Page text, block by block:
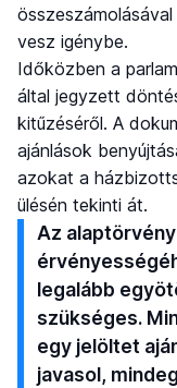
vesz igénybe.
Időközben a
által jegyzett
kitűzéséről. A
ajánlások
azokat a
ülésén tekinti át.
Az
legalább
szükséges.
egy jelöltet
javasol,